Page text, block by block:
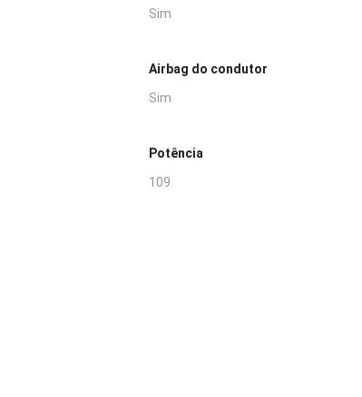
Sim
Airbag do condutor
Sim
Potência
109